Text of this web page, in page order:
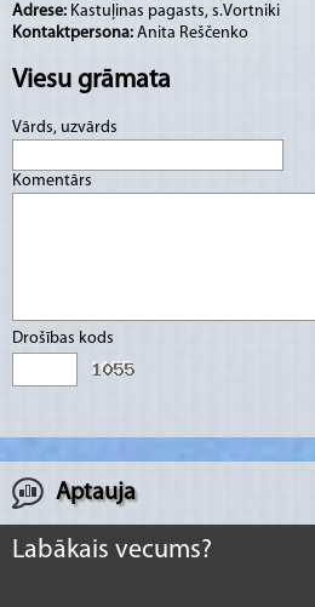
Adrese: Kastuļinas pagasts, s.Vortniki
Kontaktpersona: Anita Reščenko
Viesu grāmata
Vārds, uzvārds
Komentārs
Drošības kods
Aptauja
Labākais vecums?